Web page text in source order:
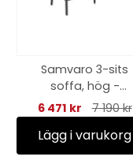
Samvaro 3-sits
soffa, hög -
antracit/pearl grey
dyna
6 471 kr 7 190 kr
Lägg i varukorg